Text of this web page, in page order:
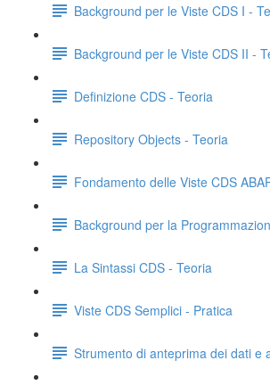
Background per le Viste CDS I -
Background per le Viste CDS II -
Definizione CDS - Teoria
Repository Objects - Teoria
Fondamento delle Viste CDS
Background per la
La Sintassi CDS - Teoria
Viste CDS Semplici - Pratica
Strumento di anteprima dei dati e